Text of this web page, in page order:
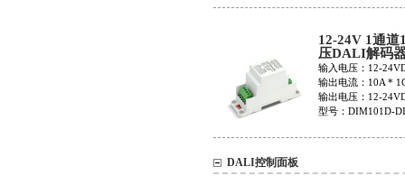
12-24V 1通道
压DALI解码
DIM101D-
输入电压：12-
输出电流：10A *
输出电压：12-
型号：DIM101D-
DALI控制面板